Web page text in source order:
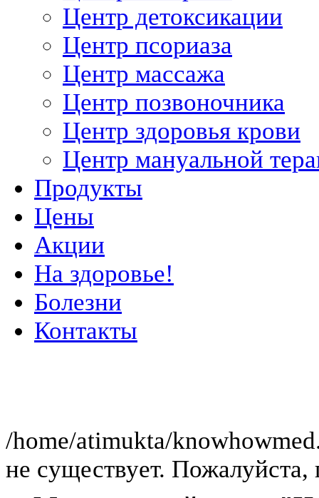
Центр детоксикации
Центр псориаза
Центр массажа
Центр позвоночника
Центр здоровья крови
Центр мануальной
Продукты
Цены
Акции
На здоровье!
Болезни
Контакты
/home/atimukta/
не существует. Пожалуйста,